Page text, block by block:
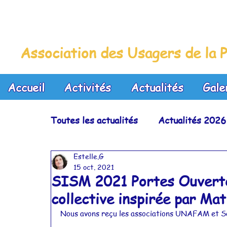
Association des Usagers de la
Accueil Activités Actualités
Toutes les actualités Actualités 2026
Actualités 2023
Actualités 2019 Actualités 2018
SISM 2021 Portes
collective inspirée par
Estelle.G
15 oct. 2021
Nous avons reçu les associations UNAFAM et